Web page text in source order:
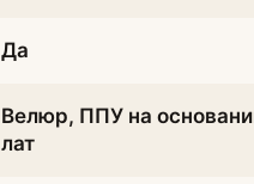
Да
Велюр, ППУ на
лат